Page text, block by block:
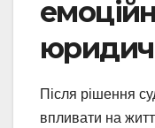
Після рішення
впливати на